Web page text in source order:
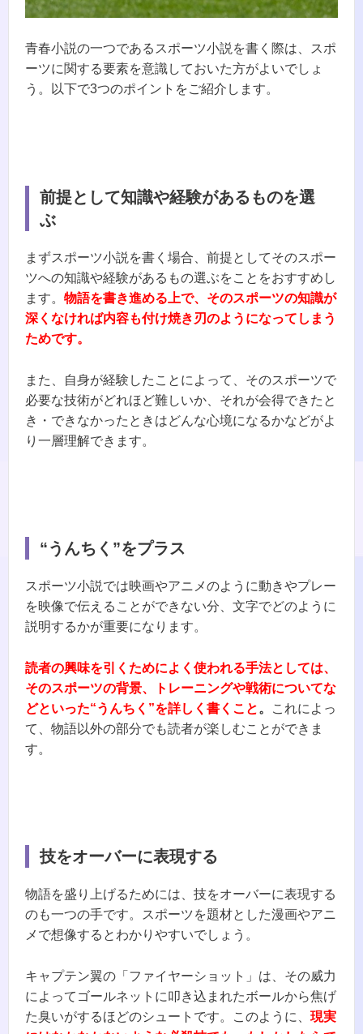
青春小説の一つであるスポーツ小説を書く際は、スポ
ーツに関する要素を意識しておいた方がよいでしょ
う。以下で3つのポイントをご紹介します。
前提として知識や経験があるものを選
ぶ
まずスポーツ小説を書く場合、前提としてそのスポー
ツへの知識や経験があるもの選ぶをことをおすすめし
ます。 物語を書き進める上で、そのスポーツの知識が
深くなければ内容も付け焼き刃のようになってしまう
ためです。
また、自身が経験したことによって、そのスポーツで
必要な技術がどれほど難しいか、それが会得できたと
き・できなかったときはどんな心境になるかなどがよ
り一層理解できます。
“うんちく”をプラス
スポーツ小説では映画やアニメのように動きやプレー
を映像で伝えることができない分、文字でどのように
説明するかが重要になります。
読者の興味を引くためによく使われる手法としては、
そのスポーツの背景、トレーニングや戦術についてな
どといった“うんちく”を詳しく書くこと。
これによっ
て、物語以外の部分でも読者が楽しむことができま
す。
技をオーバーに表現する
物語を盛り上げるためには、技をオーバーに表現する
のも一つの手です。スポーツを題材とした漫画やアニ
メで想像するとわかりやすいでしょう。
キャプテン翼の「ファイヤーショット」は、その威力
によってゴールネットに叩き込まれたボールから焦げ
た臭いがするほどのシュートです。このように、 現実